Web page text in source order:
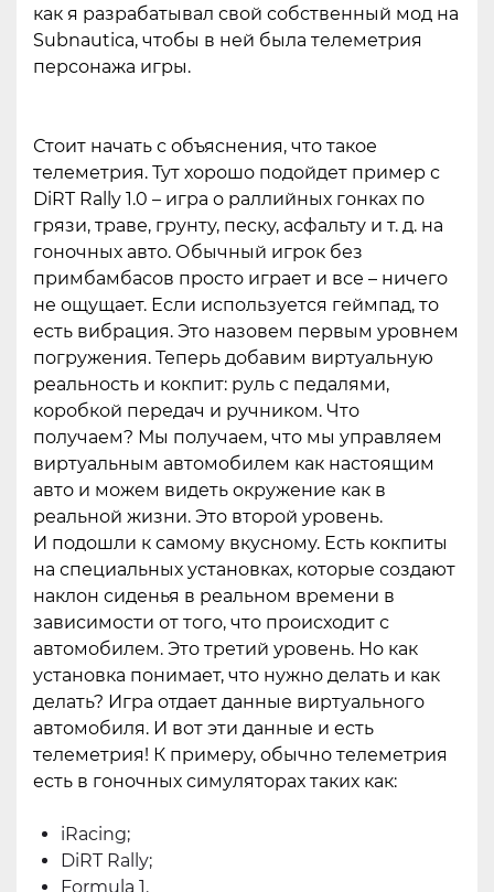
как я разрабатывал свой собственный мод на
Subnautica, чтобы в ней была телеметрия
персонажа игры.
Стоит начать с объяснения, что такое
телеметрия. Тут хорошо подойдет пример с
DiRT Rally 1.0 – игра о раллийных гонках по
грязи, траве, грунту, песку, асфальту и т. д. на
гоночных авто. Обычный игрок без
примбамбасов просто играет и все – ничего
не ощущает. Если используется геймпад, то
есть вибрация. Это назовем первым уровнем
погружения. Теперь добавим виртуальную
реальность и кокпит: руль с педалями,
коробкой передач и ручником. Что
получаем? Мы получаем, что мы управляем
виртуальным автомобилем как настоящим
авто и можем видеть окружение как в
реальной жизни. Это второй уровень.
И подошли к самому вкусному. Есть кокпиты
на специальных установках, которые создают
наклон сиденья в реальном времени в
зависимости от того, что происходит с
автомобилем. Это третий уровень. Но как
установка понимает, что нужно делать и как
делать? Игра отдает данные виртуального
автомобиля. И вот эти данные и есть
телеметрия! К примеру, обычно телеметрия
есть в гоночных симуляторах таких как:
iRacing;
DiRT Rally;
Formula 1.